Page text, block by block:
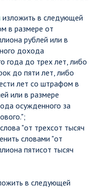
изложить в следующей
в размере от
рублей или в
дохода
года до трех лет, либо
до пяти лет, либо
лет со штрафом в
или в размере
осужденного за
слова "от трехсот тысяч
словами "от
пятисот тысяч
в следующей